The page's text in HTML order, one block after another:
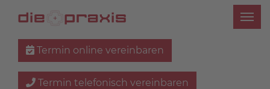
Termin online vereinbaren
Termin telefonisch vereinbaren